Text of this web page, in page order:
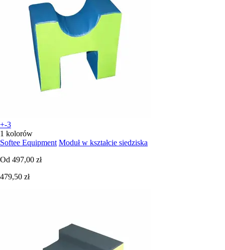
+-3
1 kolorów
Softee Equipment Moduł w kształcie siedziska
Od 497,00 zł
479,50 zł